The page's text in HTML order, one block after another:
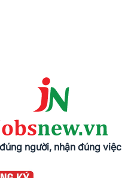
người, nhận đúng việc